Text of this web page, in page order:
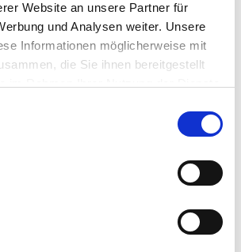
Website an unsere Partner für
und Analysen weiter. Unsere
Informationen möglicherweise mit
die Sie ihnen bereitgestellt
bs.de
9.30 - 17.00 Uhr